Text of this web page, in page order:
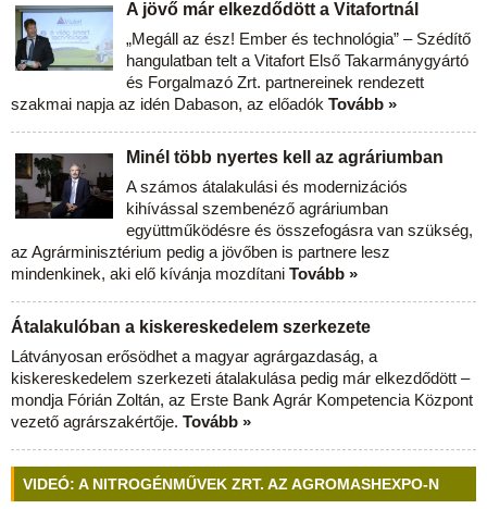
A jövő már elkezdődött a Vitafortnál
„Megáll az ész! Ember és technológia” – Szédítő
hangulatban telt a Vitafort Első Takarmánygyártó
és Forgalmazó Zrt. partnereinek rendezett
szakmai napja az idén Dabason, az előadók Tovább »
Minél több nyertes kell az agráriumban
A számos átalakulási és modernizációs
kihívással szembenéző agráriumban
együttműködésre és összefogásra van szükség,
az Agrárminisztérium pedig a jövőben is partnere lesz
mindenkinek, aki elő kívánja mozdítani Tovább »
Átalakulóban a kiskereskedelem szerkezete
Látványosan erősödhet a magyar agrárgazdaság, a
kiskereskedelem szerkezeti átalakulása pedig már elkezdődött –
mondja Fórián Zoltán, az Erste Bank Agrár Kompetencia Központ
vezető agrárszakértője. Tovább »
VIDEÓ: A NITROGÉNMŰVEK ZRT. AZ AGROMASHEXPO-N